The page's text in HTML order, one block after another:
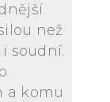
než
soudní.
a komu